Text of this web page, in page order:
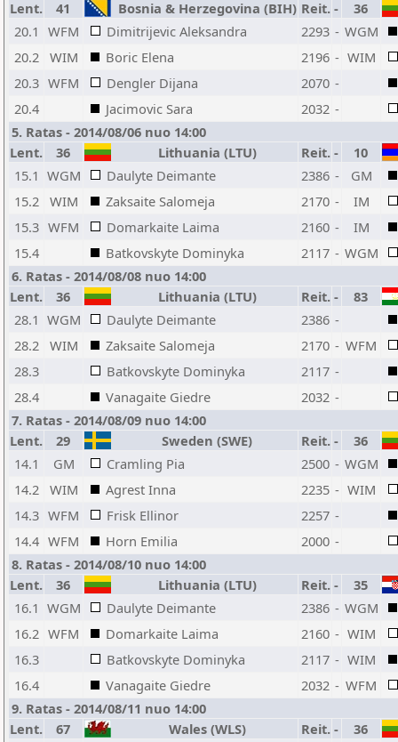
Lent. 41 Bosnia & Herzegovina (BIH) Reit. -
36
20.1
WFM Dimitrijevic Aleksandra 2293 - WGM
20.2 WIM Boric Elena 2196 - WIM
20.3 WFM Dengler Dijana 2070 -
20.4
Jacimovic Sara 2032 -
5. Ratas - 2014/08/06 nuo 14:00
Lent.
36 Lithuania (LTU) Reit. -
10
15.1 WGM Daulyte Deimante 2386 -
GM
15.2 WIM Zaksaite Salomeja 2170 -
IM
15.3 WFM Domarkaite Laima 2160 -
IM
15.4
Batkovskyte Dominyka 2117 - WGM
6. Ratas - 2014/08/08 nuo 14:00
Lent.
36 Lithuania (LTU) Reit. -
83
28.1 WGM Daulyte Deimante 2386 -
28.2 WIM Zaksaite Salomeja 2170 - WFM
28.3
Batkovskyte Dominyka 2117 -
28.4
Vanagaite Giedre 2032 -
7. Ratas - 2014/08/09 nuo 14:00
Lent.
29 Sweden (SWE) Reit. -
36
14.1
GM Cramling Pia 2500 - WGM
14.2 WIM Agrest Inna 2235 - WIM
14.3 WFM Frisk Ellinor 2257 -
14.4 WFM Horn Emilia 2000 -
8. Ratas - 2014/08/10 nuo 14:00
Lent.
36 Lithuania (LTU) Reit. -
35
16.1 WGM Daulyte Deimante 2386 - WGM
16.2 WFM Domarkaite Laima 2160 - WIM
16.3
Batkovskyte Dominyka 2117 - WIM
16.4
Vanagaite Giedre 2032 - WFM
9. Ratas - 2014/08/11 nuo 14:00
Lent.
67 Wales (WLS) Reit. -
36